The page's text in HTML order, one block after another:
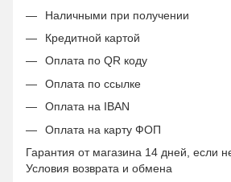
Наличными при получении
Кредитной картой
Оплата по QR коду
Оплата по ссылке
Оплата на IBAN
Оплата на карту ФОП
Гарантия от магазина 14 дней, если
Условия возврата и обмена